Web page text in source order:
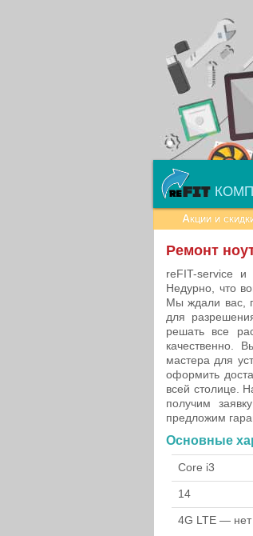
Акции и
Ремонт
reFIT-service и
Недурно, что
Мы ждали вас,
для
решать все
качественно.
мастера для
оформить
всей столице.
получим
предложим
Основные
Core i3
14
4G LTE — нет